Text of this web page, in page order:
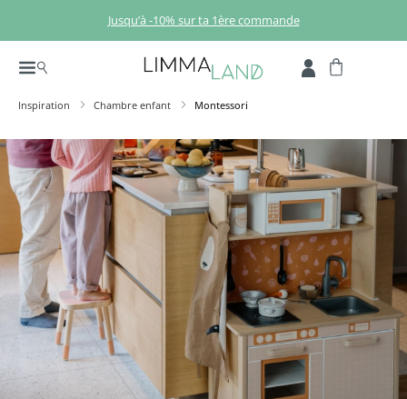
Passer au contenu principalJusqu’à -10% sur ta 1ère commande
Inspiration Chambre enfant Montessori